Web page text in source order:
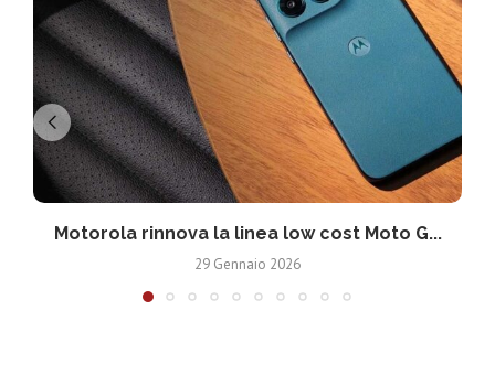
Motorola rinnova la linea low cost Moto G...
29 Gennaio 2026